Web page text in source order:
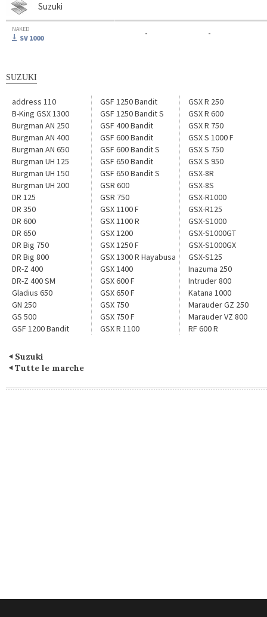
Suzuki
NAKED
SV 1000 - -
SUZUKI
address 110
B-King GSX 1300
Burgman AN 250
Burgman AN 400
Burgman AN 650
Burgman UH 125
Burgman UH 150
Burgman UH 200
DR 125
DR 350
DR 600
DR 650
DR Big 750
DR Big 800
DR-Z 400
DR-Z 400 SM
Gladius 650
GN 250
GS 500
GSF 1200 Bandit
GSF 1250 Bandit
GSF 1250 Bandit S
GSF 400 Bandit
GSF 600 Bandit
GSF 600 Bandit S
GSF 650 Bandit
GSF 650 Bandit S
GSR 600
GSR 750
GSX 1100 F
GSX 1100 R
GSX 1200
GSX 1250 F
GSX 1300 R Hayabusa
GSX 1400
GSX 600 F
GSX 650 F
GSX 750
GSX 750 F
GSX R 1100
GSX R 250
GSX R 600
GSX R 750
GSX S 1000 F
GSX S 750
GSX S 950
GSX-8R
GSX-8S
GSX-R1000
GSX-R125
GSX-S1000
GSX-S1000GT
GSX-S1000GX
GSX-S125
Inazuma 250
Intruder 800
Katana 1000
Marauder GZ 250
Marauder VZ 800
RF 600 R
Suzuki
Tutte le marche